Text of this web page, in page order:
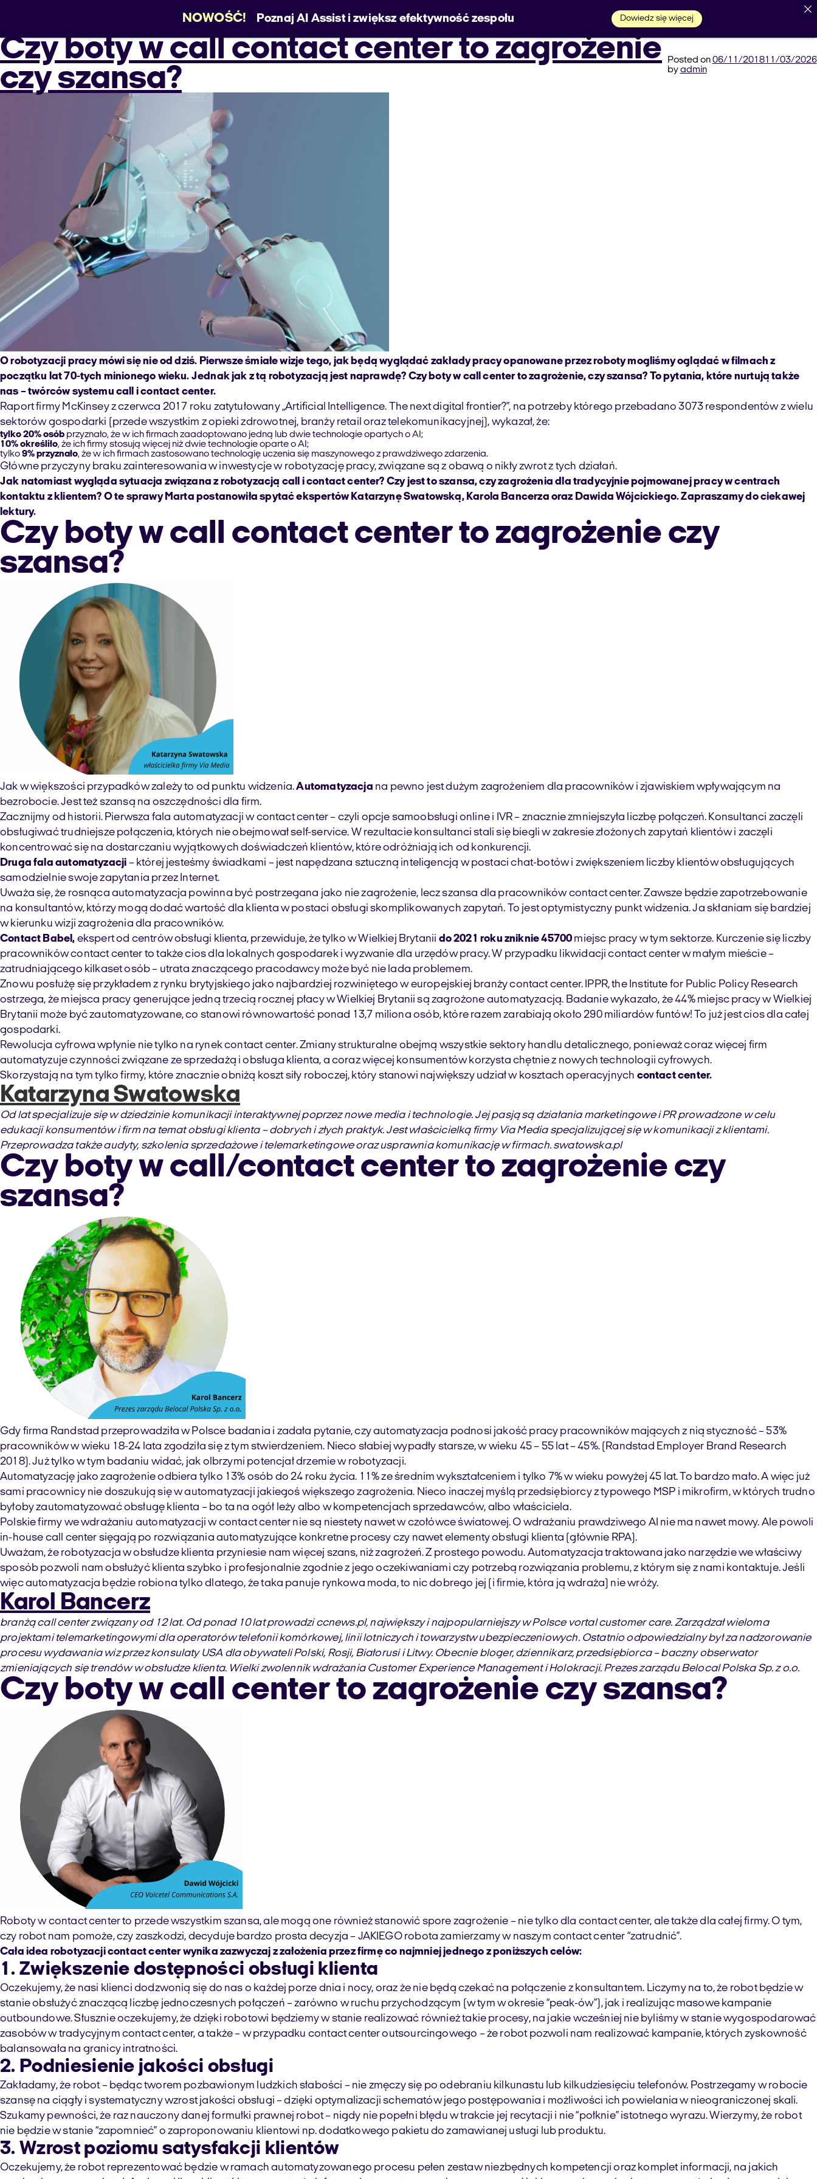
produkty case studies jesteśmy Welyo baza wiedzy pomoc 222 289 289 Umów prezentację
Month:November 2018
Czy boty w call contact center to zagrożenie
czy szansa?
Posted on06/11/201811/03/2026
byadmin
O robotyzacji pracy mówi się nie od dziś. Pierwsze śmiałe wizje tego, jak będą wyglądać zakłady pracy opanowane przez roboty mogliśmy oglądać w filmach z
początku lat 70-tych minionego wieku. Jednak jak z tą robotyzacją jest naprawdę? Czy boty w call center to zagrożenie, czy szansa? To pytania, które nurtują także
nas – twórców systemu call i contact center.
Raport firmy McKinsey z czerwca 2017 roku zatytułowany „Artificial Intelligence. The next digital frontier?”, na potrzeby którego przebadano 3073 respondentów z wielu
sektorów gospodarki (przede wszystkim z opieki zdrowotnej, branży retail oraz telekomunikacyjnej), wykazał, że:
tylko 20% osób przyznało, że w ich firmach zaadoptowano jedną lub dwie technologie opartych o AI;
10% określiło, że ich firmy stosują więcej niż dwie technologie oparte o AI;
tylko9% przyznało, że w ich firmach zastosowano technologię uczenia się maszynowego z prawdziwego zdarzenia.
Główne przyczyny braku zainteresowania w inwestycje w robotyzację pracy, związane są z obawą o nikły zwrot z tych działań.
Jak natomiast wygląda sytuacja związana z robotyzacją call i contact center? Czy jest to szansa, czy zagrożenia dla tradycyjnie pojmowanej pracy w centrach
kontaktu z klientem? O te sprawy Marta postanowiła spytać ekspertów Katarzynę Swatowską, Karola Bancerza oraz Dawida Wójcickiego. Zapraszamy do ciekawej
lektury.
Czy boty w call contact center to zagrożenie czy
szansa?
Jak w większości przypadków zależy to od punktu widzenia.Automatyzacja na pewno jest dużym zagrożeniem dla pracowników i zjawiskiem wpływającym na
bezrobocie. Jest też szansą na oszczędności dla firm.
Zacznijmy od historii. Pierwsza fala automatyzacji w contact center – czyli opcje samoobsługi online i IVR – znacznie zmniejszyła liczbę połączeń. Konsultanci zaczęli
obsługiwać trudniejsze połączenia, których nie obejmował self-service. W rezultacie konsultanci stali się biegli w zakresie złożonych zapytań klientów i zaczęli
koncentrować się na dostarczaniu wyjątkowych doświadczeń klientów, które odróżniają ich od konkurencji.
Druga fala automatyzacji – której jesteśmy świadkami – jest napędzana sztuczną inteligencją w postaci chat-botów i zwiększeniem liczby klientów obsługujących
samodzielnie swoje zapytania przez Internet.
Uważa się, że rosnąca automatyzacja powinna być postrzegana jako nie zagrożenie, lecz szansa dla pracowników contact center. Zawsze będzie zapotrzebowanie
na konsultantów, którzy mogą dodać wartość dla klienta w postaci obsługi skomplikowanych zapytań. To jest optymistyczny punkt widzenia. Ja skłaniam się bardziej
w kierunku wizji zagrożenia dla pracowników.
Contact Babel, ekspert od centrów obsługi klienta, przewiduje, że tylko w Wielkiej Brytanii do 2021 roku zniknie 45700 miejsc pracy w tym sektorze. Kurczenie się liczby
pracowników contact center to także cios dla lokalnych gospodarek i wyzwanie dla urzędów pracy. W przypadku likwidacji contact center w małym mieście –
zatrudniającego kilkaset osób – utrata znaczącego pracodawcy może być nie lada problemem.
Znowu posłużę się przykładem z rynku brytyjskiego jako najbardziej rozwiniętego w europejskiej branży contact center. IPPR, the Institute for Public Policy Research
ostrzega, że miejsca pracy generujące jedną trzecią rocznej płacy w Wielkiej Brytanii są zagrożone automatyzacją. Badanie wykazało, że 44% miejsc pracy w Wielkiej
Brytanii może być zautomatyzowane, co stanowi równowartość ponad 13,7 miliona osób, które razem zarabiają około 290 miliardów funtów! To już jest cios dla całej
gospodarki.
Rewolucja cyfrowa wpłynie nie tylko na rynek contact center. Zmiany strukturalne obejmą wszystkie sektory handlu detalicznego, ponieważ coraz więcej firm
automatyzuje czynności związane ze sprzedażą i obsługa klienta, a coraz więcej konsumentów korzysta chętnie z nowych technologii cyfrowych.
Skorzystają na tym tylko firmy, które znacznie obniżą koszt siły roboczej, który stanowi największy udział w kosztach operacyjnych contact center.
Katarzyna Swatowska
Od lat specjalizuje się w dziedzinie komunikacji interaktywnej poprzez nowe media i technologie. Jej pasją są działania marketingowe i PR prowadzone w celu
edukacji konsumentów i firm na temat obsługi klienta – dobrych i złych praktyk. Jest właścicielką firmy Via Media specjalizującej się w komunikacji z klientami.
Przeprowadza także audyty, szkolenia sprzedażowe i telemarketingowe oraz usprawnia komunikację w firmach. swatowska.pl
Czy boty w call/contact center to zagrożenie czy
szansa?
Gdy firma Randstad przeprowadziła w Polsce badania i zadała pytanie, czy automatyzacja podnosi jakość pracy pracowników mających z nią styczność – 53%
pracowników w wieku 18-24 lata zgodziła się z tym stwierdzeniem. Nieco słabiej wypadły starsze, w wieku 45 – 55 lat – 45%. (Randstad Employer Brand Research
2018). Już tylko w tym badaniu widać, jak olbrzymi potencjał drzemie w robotyzacji.
Automatyzację jako zagrożenie odbiera tylko 13% osób do 24 roku życia. 11% ze średnim wykształceniem i tylko 7% w wieku powyżej 45 lat. To bardzo mało. A więc już
sami pracownicy nie doszukują się w automatyzacji jakiegoś większego zagrożenia. Nieco inaczej myślą przedsiębiorcy z typowego MSP i mikrofirm, w których trudno
byłoby zautomatyzować obsługę klienta – bo ta na ogół leży albo w kompetencjach sprzedawców, albo właściciela.
Polskie firmy we wdrażaniu automatyzacji w contact center nie są niestety nawet w czołówce światowej. O wdrażaniu prawdziwego AI nie ma nawet mowy. Ale powoli
in-house call center sięgają po rozwiązania automatyzujące konkretne procesy czy nawet elementy obsługi klienta (głównie RPA).
Uważam, że robotyzacja w obsłudze klienta przyniesie nam więcej szans, niż zagrożeń. Z prostego powodu. Automatyzacja traktowana jako narzędzie we właściwy
sposób pozwoli nam obsłużyć klienta szybko i profesjonalnie zgodnie z jego oczekiwaniami czy potrzebą rozwiązania problemu, z którym się z nami kontaktuje. Jeśli
więc automatyzacja będzie robiona tylko dlatego, że taka panuje rynkowa moda, to nic dobrego jej (i firmie, która ją wdraża) nie wróży.
Karol Bancerz
branżą call center związany od 12 lat. Od ponad 10 lat prowadzi ccnews.pl, największy i najpopularniejszy w Polsce vortal customer care. Zarządzał wieloma
projektami telemarketingowymi dla operatorów telefonii komórkowej, linii lotniczych i towarzystw ubezpieczeniowych. Ostatnio odpowiedzialny był za nadzorowanie
procesu wydawania wiz przez konsulaty USA dla obywateli Polski, Rosji, Białorusi i Litwy. Obecnie bloger, dziennikarz, przedsiębiorca – baczny obserwator
zmieniających się trendów w obsłudze klienta. Wielki zwolennik wdrażania Customer Experience Management i Holokracji. Prezes zarządu Belocal Polska Sp. z o.o.
Czy boty w call center to zagrożenie czy szansa?
Roboty w contact center to przede wszystkim szansa, ale mogą one również stanowić spore zagrożenie – nie tylko dla contact center, ale także dla całej firmy. O tym,
czy robot nam pomoże, czy zaszkodzi, decyduje bardzo prosta decyzja – JAKIEGO robota zamierzamy w naszym contact center “zatrudnić”.
Cała idea robotyzacji contact center wynika zazwyczaj z założenia przez firmę co najmniej jednego z poniższych celów:
1. Zwiększenie dostępności obsługi klienta
Oczekujemy, że nasi klienci dodzwonią się do nas o każdej porze dnia i nocy, oraz że nie będą czekać na połączenie z konsultantem. Liczymy na to, że robot będzie w
stanie obsłużyć znaczącą liczbę jednoczesnych połączeń – zarówno w ruchu przychodzącym (w tym w okresie “peak-ów”), jak i realizując masowe kampanie
outboundowe. Słusznie oczekujemy, że dzięki robotowi będziemy w stanie realizować również takie procesy, na jakie wcześniej nie byliśmy w stanie wygospodarować
zasobów w tradycyjnym contact center, a także – w przypadku contact center outsourcingowego – że robot pozwoli nam realizować kampanie, których zyskowność
balansowała na granicy intratności.
2. Podniesienie jakości obsługi
Zakładamy, że robot – będąc tworem pozbawionym ludzkich słabości – nie zmęczy się po odebraniu kilkunastu lub kilkudziesięciu telefonów. Postrzegamy w robocie
szansę na ciągły i systematyczny wzrost jakości obsługi – dzięki optymalizacji schematów jego postępowania i możliwości ich powielania w nieograniczonej skali.
Szukamy pewności, że raz nauczony danej formułki prawnej robot – nigdy nie popełni błędu w trakcie jej recytacji i nie “połknie” istotnego wyrazu. Wierzymy, że robot
nie będzie w stanie “zapomnieć” o zaproponowaniu klientowi np. dodatkowego pakietu do zamawianej usługi lub produktu.
3. Wzrost poziomu satysfakcji klientów
Oczekujemy, że robot reprezentować będzie w ramach automatyzowanego procesu pełen zestaw niezbędnych kompetencji oraz komplet informacji, na jakich
NOWOŚĆ! Poznaj AI Assist i zwiększ efektywność zespołu Dowiedz się więcej